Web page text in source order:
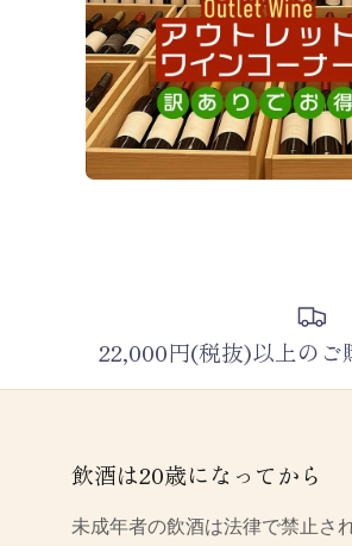
22,000円(税抜)以上のご
飲酒は20歳になってから
未成年者の飲酒は法律で禁止さ